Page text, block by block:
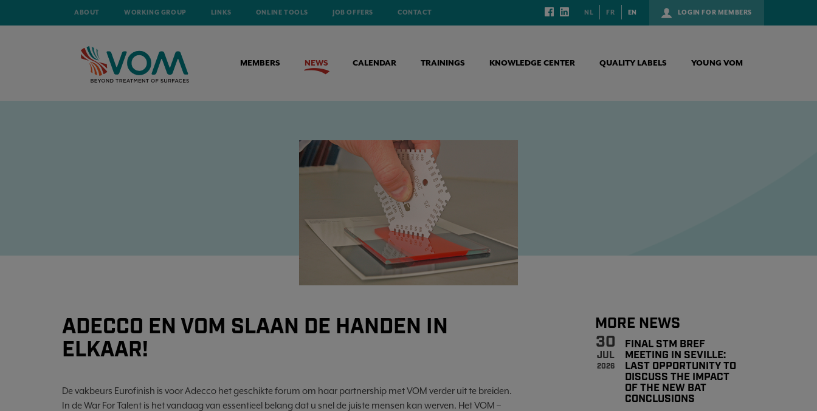
ABOUT WORKING GROUP LINKS ONLINE TOOLS JOB OFFERS CONTACT LOGIN FOR MEMBERS
NL FR EN
MEMBERS NEWS CALENDAR TRAININGS KNOWLEDGE CENTER QUALITY LABELS YOUNG VOM
NEWS ADECCO EN VOM SLAAN DE HANDEN IN ELKAAR!
ADECCO EN VOM SLAAN DE HANDEN IN
ELKAAR!
De vakbeurs Eurofinish is voor Adecco het geschikte forum om haar partnership met VOM verder uit te breiden.
In de War For Talent is het vandaag van essentieel belang dat u snel de juiste mensen kan werven. Het VOM –
MORE NEWS
30
JUL
2026
FINAL STM BREF
MEETING IN SEVILLE:
LAST OPPORTUNITY TO
DISCUSS THE IMPACT
OF THE NEW BAT
CONCLUSIONS